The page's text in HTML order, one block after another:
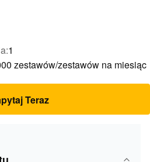
1
zestawów/zestawów na miesiąc
Teraz